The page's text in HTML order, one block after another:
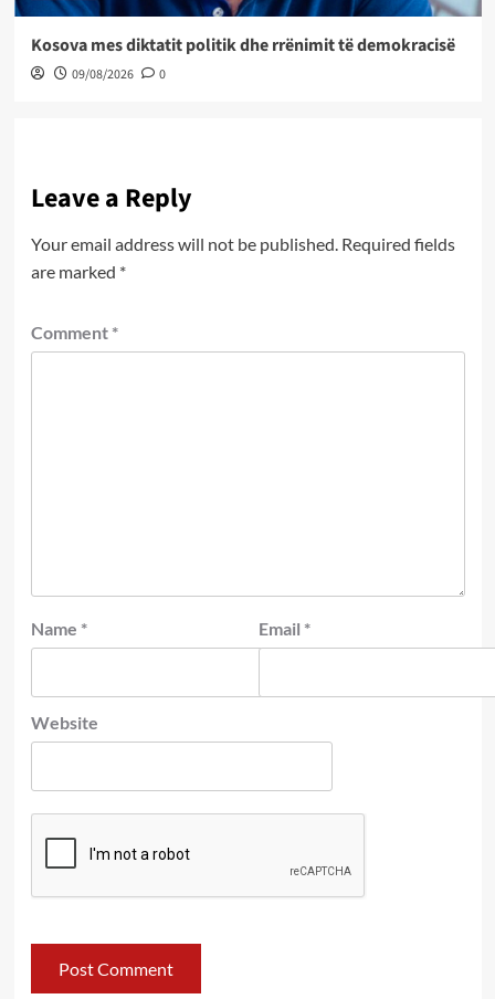
Kosova mes diktatit politik dhe rrënimit të demokracisë
09/08/2026 0
Leave a Reply
Your email address will not be published. Required fields
are marked *
Comment *
Name * Email *
Website